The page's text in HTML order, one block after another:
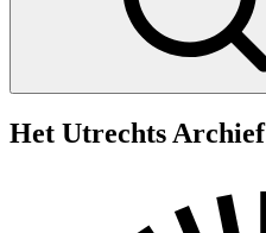
Het Utrechts Archief